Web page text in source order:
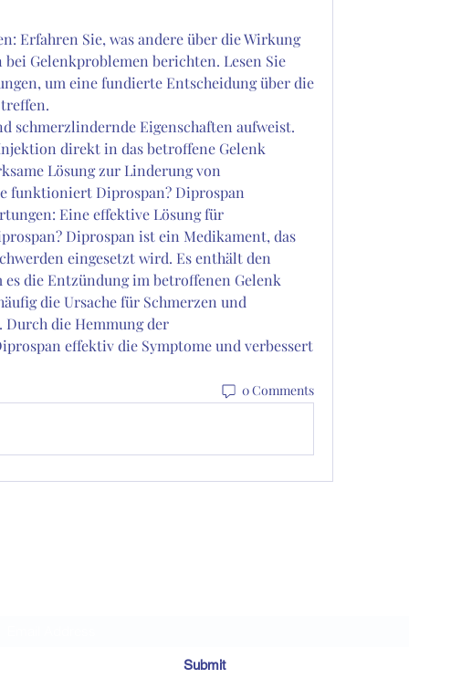
Erfahren Sie, was andere über die Wirkung
Gelenkproblemen berichten. Lesen Sie
um eine fundierte Entscheidung über die
direkt in das betroffene Gelenk
Lösung zur Linderung von
funktioniert Diprospan? Diprospan
Eine effektive Lösung für
Diprospan ist ein Medikament, das
eingesetzt wird. Es enthält den
die Entzündung im betroffenen Gelenk
die Ursache für Schmerzen und
Durch die Hemmung der
effektiv die Symptome und verbessert
0 Comments
Submit